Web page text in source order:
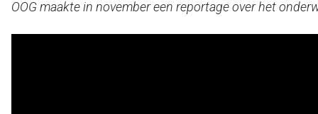
OOG maakte in november een reportage over het